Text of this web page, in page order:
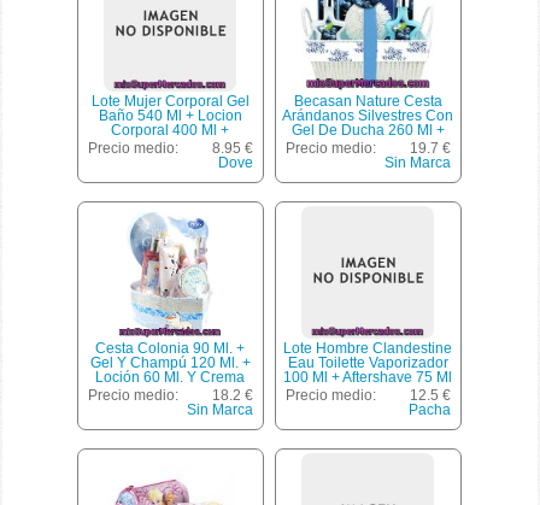
Lote Mujer Corporal Gel
Baño 540 Ml + Locion
Corporal 400 Ml +
Desodorante Roll On 50
Ml + Crema Manos
Precio medio:
8.95 €
Dove
Becasan Nature Cesta
Arándanos Silvestres Con
Gel De Ducha 260 Ml +
Loción Corporal 260 Ml +
Jabón Manos Frasco 260
100 Ml + Exfoliante
Corporal 100 Ml + Sales
Precio medio:
19.7 €
Sin Marca
Cesta Colonia 90 Ml. +
Gel Y Champú 120 Ml. +
Loción 60 Ml. Y Crema
Corporal 50 Ml. + Sales
De Baño 50 G. Frozen 1
Precio medio:
18.2 €
Sin Marca
Lote Hombre Clandestine
Eau Toilette Vaporizador
100 Ml + Aftershave 75 Ml
+ Gel Baño 75 Ml
*navidad*, Pacha Ibiza, U
Precio medio:
12.5 €
Pacha